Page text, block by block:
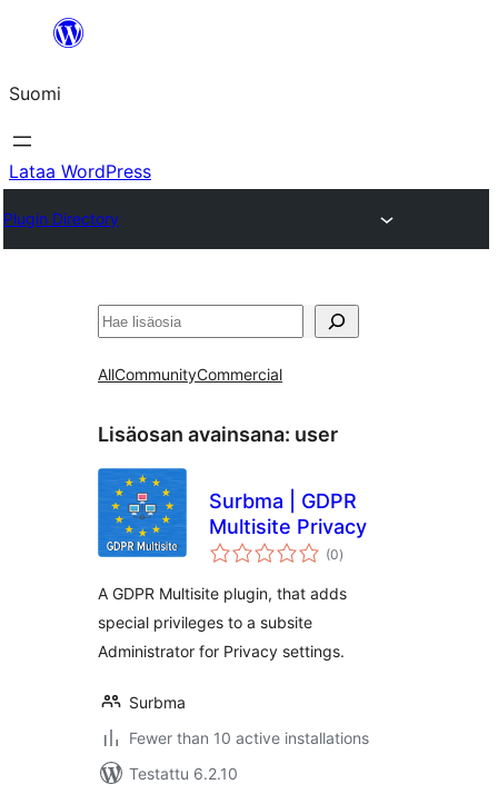
Suomi
Lataa WordPress
Plugin Directory
Etsi
AllCommunityCommercial
Lisäosan avainsana: user
Surbma | GDPR
Multisite Privacy
(0arvosanat
yhteensä
)
A GDPR Multisite plugin, that adds
special privileges to a subsite
Administrator for Privacy settings.
Surbma
Fewer than 10 active installations
Testattu 6.2.10